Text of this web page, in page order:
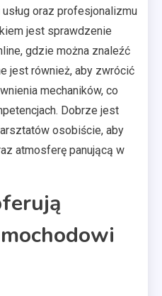
oraz profesjonalizmu
jest sprawdzenie
gdzie można znaleźć
jest również, aby zwrócić
mechaników, co
Dobrze jest
osobiście, aby
atmosferę panującą w